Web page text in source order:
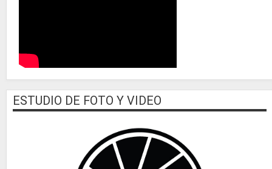
ESTUDIO DE FOTO Y VIDEO